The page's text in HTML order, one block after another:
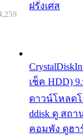
ฝรั่งเศส
เช็ค HDD)
ดาวน์โหลดโ
ddisk ดู สถ
คอมพัง ดูฮา